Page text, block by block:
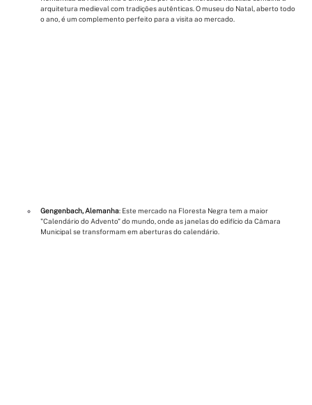
arquitetura medieval com tradições autênticas. O museu do Natal, aberto todo
o ano, é um complemento perfeito para a visita ao mercado.
Gengenbach, Alemanha: Este mercado na Floresta Negra tem a maior
"Calendário do Advento" do mundo, onde as janelas do edifício da Câmara
Municipal se transformam em aberturas do calendário.